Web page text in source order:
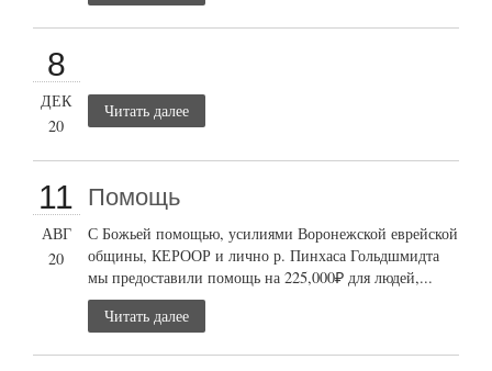
8
ДЕК
20
Читать далее
11
АВГ
20
Помощь
С Божьей помощью, усилиями Воронежской еврейской
общины, КЕРООР и лично р. Пинхаса Гольдшмидта
мы предоставили помощь на 225,000₽ для людей,...
Читать далее